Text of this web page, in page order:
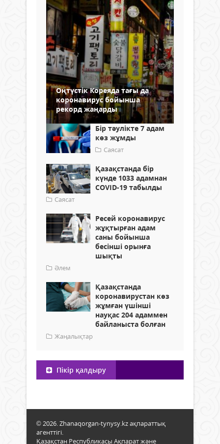
Оңтүстік Кореяда тағы да
коронавирус бойынша
рекорд жаңарды
Бір тәулікте 7 адам
көз жұмды
Саясат
Қазақстанда бір
күнде 1033 адамнан
СOVID-19 табылды
Саясат
Ресей коронавирус
жұқтырған адам
саны бойынша
бесінші орынға
шықты
Әлем
Қазақстанда
коронавирустан көз
жұмған үшінші
науқас 204 адаммен
байланыста болған
Жаңалықтар
Пікір қалдыру
© 2026. Zhanaqorgan-tynysy.kz ақпараттық
агенттігі.
Қазақстан Республикасы Ақпарат және